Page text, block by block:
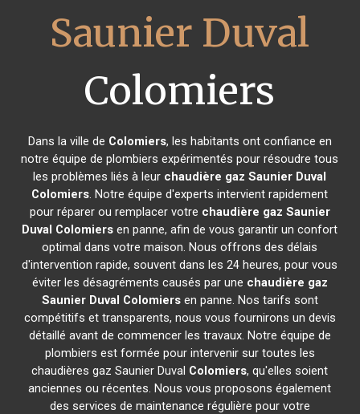
Saunier Duval
Colomiers
Dans la ville de Colomiers, les habitants ont confiance en
notre équipe de plombiers expérimentés pour résoudre tous
les problèmes liés à leur chaudière gaz Saunier Duval
Colomiers. Notre équipe d'experts intervient rapidement
pour réparer ou remplacer votre chaudière gaz Saunier
Duval Colomiers en panne, afin de vous garantir un confort
optimal dans votre maison. Nous offrons des délais
d'intervention rapide, souvent dans les 24 heures, pour vous
éviter les désagréments causés par une chaudière gaz
Saunier Duval Colomiersen panne. Nos tarifs sont
compétitifs et transparents, nous vous fournirons un devis
détaillé avant de commencer les travaux. Notre équipe de
plombiers est formée pour intervenir sur toutes les
chaudières gaz Saunier Duval Colomiers, qu'elles soient
anciennes ou récentes. Nous vous proposons également
des services de maintenance régulière pour votre